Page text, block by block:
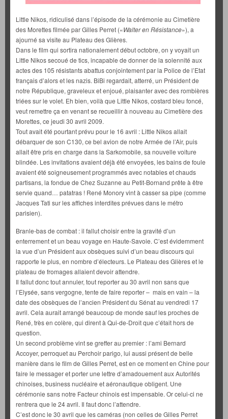
Little Nikos, ridiculisé dans l’épisode de la cérémonie au Cimetière
des Morettes filmée par Gilles Perret («Walter en Résistance»), a
ajourné sa visite au Plateau des Glières.
Dans le film qui sortira nationalement début octobre, on y voyait un
Little Nikos secoué de tics, incapable de donner de la solennité aux
actes des 105 résistants abattus conjointement par la Police de l’Etat
français d’alors et les nazis. BiBi regardait, atterré, un Président de
notre République, graveleux et enjoué, plaisanter avec des rombières
triées sur le volet. Eh bien, voilà que Little Nikos, costard bleu foncé,
veut remettre ça en venant se recueillir à nouveau au Cimetière des
Morettes, ce jeudi 30 avril 2009.
Tout avait été pourtant prévu pour le 16 avril : Little Nikos allait
débarquer de son C130, ce bel avion de notre Armée de l’Air, puis
allait être pris en charge dans la Sarkomobile, sa nouvelle voiture
blindée. Les invitations avaient déjà été envoyées, les bains de foule
avaient été soigneusement programmés avec notables et chauds
partisans, la fondue de Chez Suzanne au Petit-Bornand prête à être
servie quand… patatras ! René Monory vint à casser sa pipe (comme
Jacques Tati sur les affiches interdites prévues dans le métro
parisien).
Branle-bas de combat : il fallut choisir entre la gravité d’un
enterrement et un beau voyage en Haute-Savoie. C’est évidemment
la vue d’un Président aux obsèques suivi d’un beau discours qui
rapporte le plus, en nombre d’électeurs. Le Plateau des Glières et le
plateau de fromages allaient devoir attendre.
Il fallut donc tout annuler, tout reporter au 30 avril non sans que
l’Elysée, sans vergogne, tente de faire reporter – mais en vain – la
date des obsèques de l’ancien Président du Sénat au vendredi 17
avril. Cela aurait arrangé beaucoup de monde sauf les proches de
René, très en colère, qui dirent à Qui-de-Droit que c’était hors de
question.
Un second problème vint se greffer au premier : l’ami Bernard
Accoyer, perroquet au Perchoir parigo, lui aussi présent de belle
manière dans le film de Gilles Perret, est en ce moment en Chine pour
faire le messager et porter une lettre d’amadouement aux Autorités
chinoises, business nucléaire et aéronautique obligent. Une
cérémonie sans notre Facteur chinois est impensable. Or celui-ci ne
rentrera que le 24 avril. Il faut donc l’attendre.
C’est donc le 30 avril que les caméras (non celles de Gilles Perret